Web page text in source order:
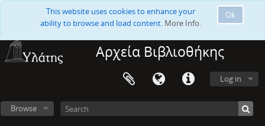
Ok
This website uses cookies to enhance your
ability to browse and load content. More Info.
Αρχεία Βιβλιοθήκης
Log in
Browse